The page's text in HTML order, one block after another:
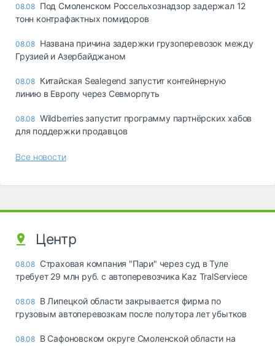
08.08 Под Смоленском Россельхознадзор задержал 12
тонн контрафактных помидоров
08.08 Названа причина задержки грузоперевозок между
Грузией и Азербайджаном
08.08 Китайская Sealegend запустит контейнерную
линию в Европу через Севморпуть
08.08 Wildberries запустит программу партнёрских хабов
для поддержки продавцов
Все новости
Центр
08.08 Страховая компания "Пари" через суд в Туле
требует 29 млн руб. с автоперевозчика Kaz TralServiece
08.08 В Липецкой области закрывается фирма по
грузовым автоперевозкам после полутора лет убытков
08.08 В Сафоновском округе Смоленской области на